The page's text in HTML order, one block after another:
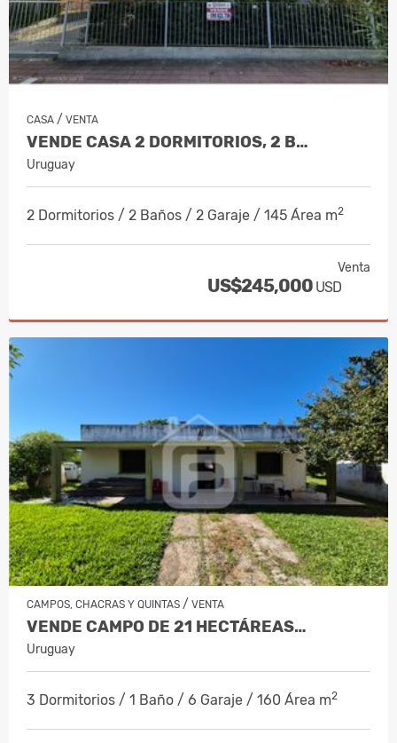
CASA / VENTA
VENDE CASA 2 DORMITORIOS, 2 B…
Uruguay
2 Dormitorios / 2 Baños / 2 Garaje / 145 Área m2
Venta
US$245,000 USD
CAMPOS, CHACRAS Y QUINTAS / VENTA
VENDE CAMPO DE 21 HECTÁREAS…
Uruguay
3 Dormitorios / 1 Baño / 6 Garaje / 160 Área m2